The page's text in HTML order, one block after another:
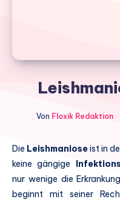
Von Floxik Redaktion
Die Leishmanioseist in
keine gängige
nur wenige die
beginnt mit seiner